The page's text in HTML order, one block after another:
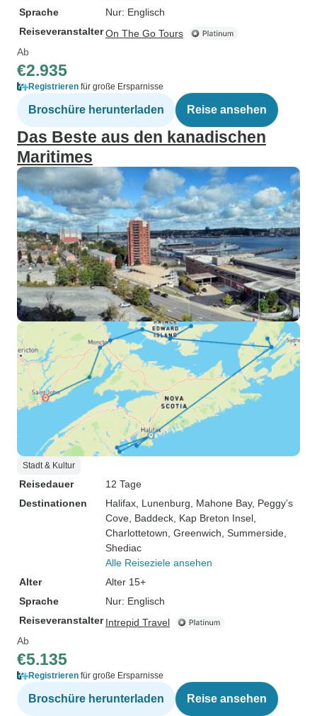
Sprache
Nur: Englisch
ReiseveranstalterOn The Go Tours
Ab
€2.935
Registrieren für große Ersparnisse
Broschüre herunterladen Reise ansehen
Das Beste aus den kanadischen
Maritimes
Stadt & Kultur
Reisedauer
12 Tage
Destinationen
Halifax , Lunenburg , Mahone Bay, Peggy’s
Cove , Baddeck , Kap Breton Insel
Charlottetown , Greenwich , Summerside
Shediac
Alle Reiseziele ansehen
Alter
Alter 15+
Sprache
Nur: Englisch
Reiseveranstalter Intrepid Travel
Ab
€5.135
Registrieren für große Ersparnisse
Broschüre herunterladen Reise ansehen